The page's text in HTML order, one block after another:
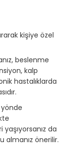
kişiye özel
beslenme
kalp
hastalıklarda
da
önerilir.